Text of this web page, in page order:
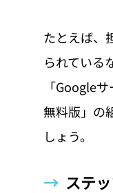
たとえば、
られている
「Google
無料版」の
しょう。
→ ステ